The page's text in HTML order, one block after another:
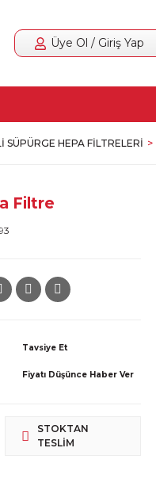
Üye Ol / Giriş Yap
SÜPÜRGE HEPA FILTRELERI
Filtre
Tavsiye Et
Fiyatı Düşünce Haber Ver
STOKTAN
TESLIM